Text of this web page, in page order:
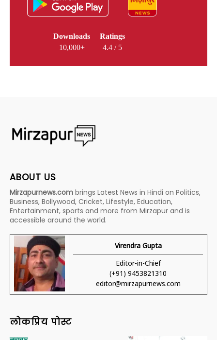
Downloads
10,000+
Ratings
4.4 / 5
ABOUT US
Mirzapurnews.com brings Latest News in Hindi on Politics,
Business, Bollywood, Cricket, Lifestyle, Education,
Entertainment, sports and more from Mirzapur and is
accessible around the world.
Virendra Gupta
Editor-in-Chief
(+91) 9453821310
editor@mirzapurnews.com
लोकप्रिय पोस्ट